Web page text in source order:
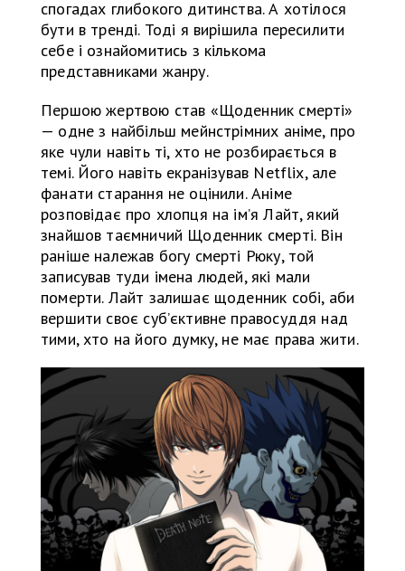
спогадах глибокого дитинства. А хотілося
бути в тренді. Тоді я вирішила пересилити
себе і ознайомитись з кількома
представниками жанру.
Першою жертвою став «Щоденник смерті»
— одне з найбільш мейнстрімних аніме, про
яке чули навіть ті, хто не розбирається в
темі. Його навіть екранізував Netflix, але
фанати старання не оцінили. Аніме
розповідає про хлопця на ім’я Лайт, який
знайшов таємничий Щоденник смерті. Він
раніше належав богу смерті Рюку, той
записував туди імена людей, які мали
померти. Лайт залишає щоденник собі, аби
вершити своє суб’єктивне правосуддя над
тими, хто на його думку, не має права жити.